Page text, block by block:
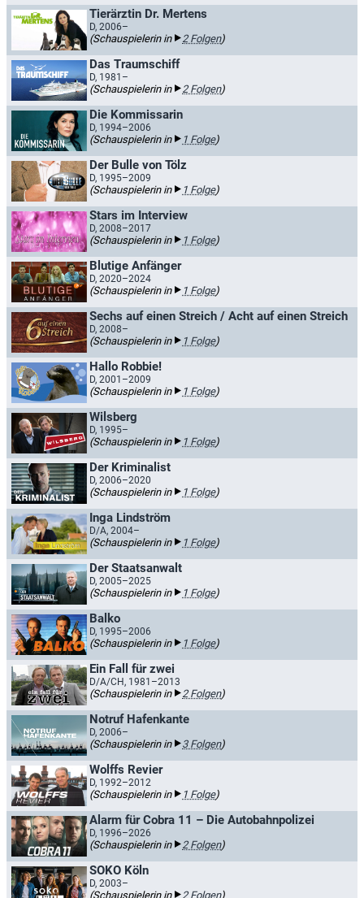
Tierärztin Dr. Mertens
D, 2006–
(Schauspielerin in 2 Folgen)
Das Traumschiff
D, 1981–
(Schauspielerin in 2 Folgen)
Die Kommissarin
D, 1994–2006
(Schauspielerin in 1 Folge)
Der Bulle von Tölz
D, 1995–2009
(Schauspielerin in 1 Folge)
Stars im Interview
D, 2008–2017
(Schauspielerin in 1 Folge)
Blutige Anfänger
D, 2020–2024
(Schauspielerin in 1 Folge)
Sechs auf einen Streich / Acht auf einen Streich
D, 2008–
(Schauspielerin in 1 Folge)
Hallo Robbie!
D, 2001–2009
(Schauspielerin in 1 Folge)
Wilsberg
D, 1995–
(Schauspielerin in 1 Folge)
Der Kriminalist
D, 2006–2020
(Schauspielerin in 1 Folge)
Inga Lindström
D/A, 2004–
(Schauspielerin in 1 Folge)
Der Staatsanwalt
D, 2005–2025
(Schauspielerin in 1 Folge)
Balko
D, 1995–2006
(Schauspielerin in 1 Folge)
Ein Fall für zwei
D/A/CH, 1981–2013
(Schauspielerin in 2 Folgen)
Notruf Hafenkante
D, 2006–
(Schauspielerin in 3 Folgen)
Wolffs Revier
D, 1992–2012
(Schauspielerin in 1 Folge)
Alarm für Cobra 11 – Die Autobahnpolizei
D, 1996–2026
(Schauspielerin in 2 Folgen)
SOKO Köln
D, 2003–
(Schauspielerin in 2 Folgen)